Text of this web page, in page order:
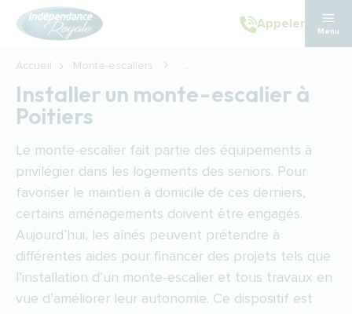
Aller au contenu principal
Appeler
Menu
Accueil Monte-escaliers ...
Installer un monte-escalier à
Poitiers
Le monte-escalier fait partie des équipements à
privilégier dans les logements des seniors. Pour
favoriser le maintien à domicile de ces derniers,
certains aménagements doivent être engagés.
Aujourd’hui, les aînés peuvent prétendre à
différentes aides pour financer des projets tels que
l’installation d’un monte-escalier et tous travaux en
vue d’améliorer leur autonomie. Ce dispositif est